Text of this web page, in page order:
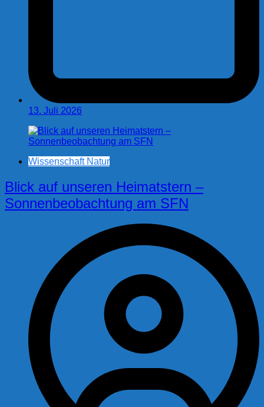
13. Juli 2026
Wissenschaft Natur
Blick auf unseren Heimatstern –
Sonnenbeobachtung am SFN